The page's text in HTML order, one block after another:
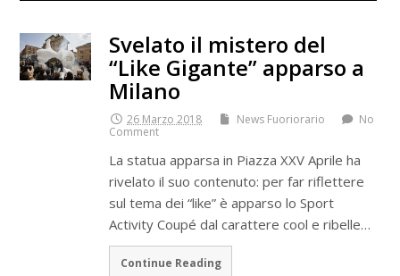
Svelato il mistero del
“Like Gigante” apparso a
Milano
26 Marzo 2018 News Fuoriorario
No
Comment
La statua apparsa in Piazza XXV Aprile ha
rivelato il suo contenuto: per far riflettere
sul tema dei “like” è apparso lo Sport
Activity Coupé dal carattere cool e ribelle…
Continue Reading